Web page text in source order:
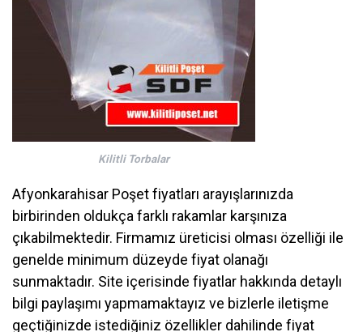
Kilitli Torbalar
Afyonkarahisar Poşet fiyatları arayışlarınızda
birbirinden oldukça farklı rakamlar karşınıza
çıkabilmektedir. Firmamız üreticisi olması özelliği ile
genelde minimum düzeyde fiyat olanağı
sunmaktadır. Site içerisinde fiyatlar hakkında detaylı
bilgi paylaşımı yapmamaktayız ve bizlerle iletişme
geçtiğinizde istediğiniz özellikler dahilinde fiyat